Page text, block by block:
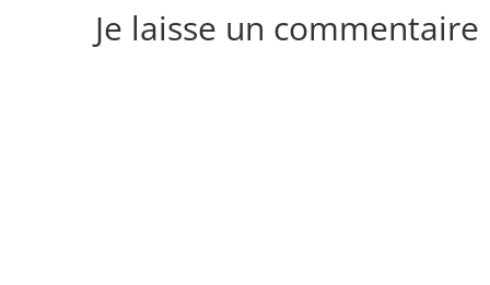
Je laisse un commentaire